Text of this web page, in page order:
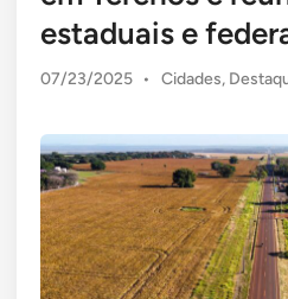
estaduais e
07/23/2025 •
Posted
Cidades,